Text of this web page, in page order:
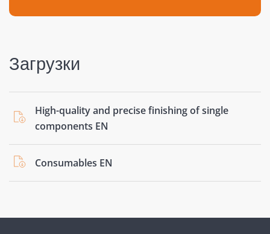
Загрузки
High-quality and precise finishing of single
components EN
Consumables EN